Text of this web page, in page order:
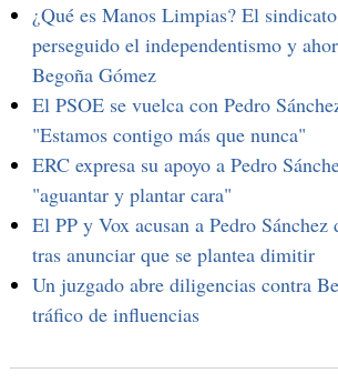
¿Qué es Manos Limpias? El
perseguido el independentismo y
Begoña Gómez
El PSOE se vuelca con Pedro
"Estamos contigo más que nunca"
ERC expresa su apoyo a Pedro
"aguantar y plantar cara"
El PP y Vox acusan a Pedro
tras anunciar que se plantea dimitir
Un juzgado abre diligencias contra
tráfico de influencias